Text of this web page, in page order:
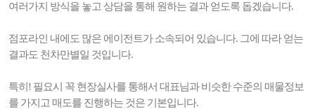
여러가지 방식을 놓고 상담을 통해 원하는 결과 얻도록 돕겠습니다.
점포라인 내에도 많은 에이전트가 소속되어 있습니다. 그에 따라 얻는
결과도 천차만별일 것입니다.
특히! 필요시 꼭 현장실사를 통해서 대표님과 비슷한 수준의 매물정보
를 가지고 매도를 진행하는 것은 기본입니다.